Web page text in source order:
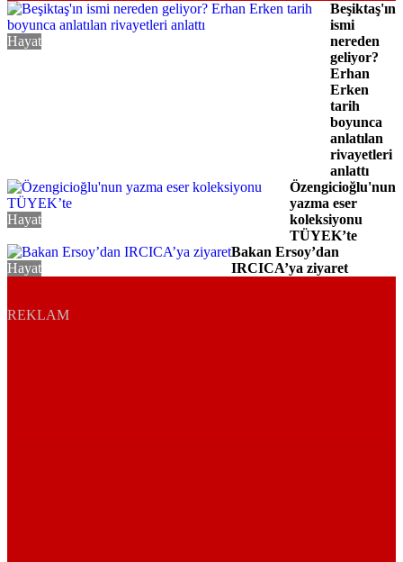
Hayat
Beşiktaş'ın
ismi
nereden
geliyor?
Erhan
Erken
tarih
boyunca
anlatılan
rivayetleri
anlattı
Hayat
Özengicioğlu'nun
yazma eser
koleksiyonu
TÜYEK’te
Hayat
Bakan Ersoy’dan
IRCICA’ya ziyaret
REKLAM